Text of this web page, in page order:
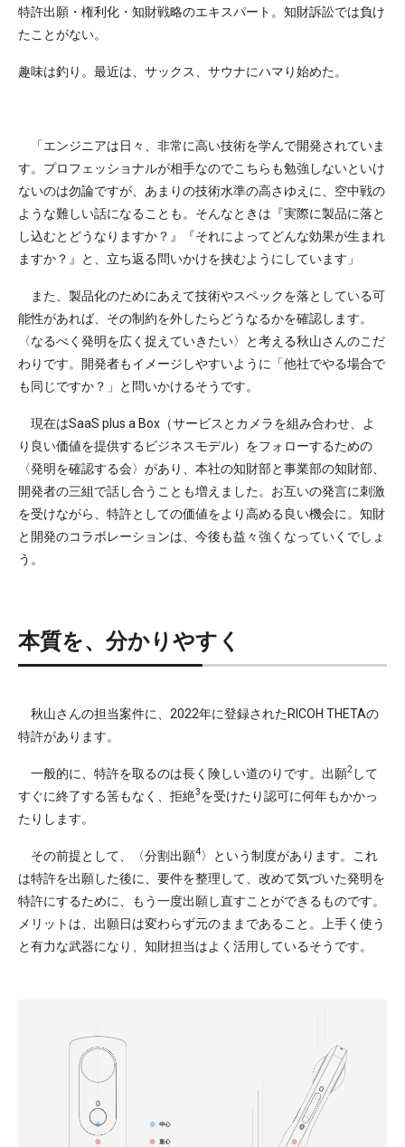
特許出願・権利化・知財戦略のエキスパート。知財訴訟では負け
たことがない。
趣味は釣り。最近は、サックス、サウナにハマり始めた。
「エンジニアは日々、非常に高い技術を学んで開発されていま
す。プロフェッショナルが相手なのでこちらも勉強しないといけ
ないのは勿論ですが、あまりの技術水準の高さゆえに、空中戦の
ような難しい話になることも。そんなときは『実際に製品に落と
し込むとどうなりますか？』『それによってどんな効果が生まれ
ますか？』と、立ち返る問いかけを挟むようにしています」
また、製品化のためにあえて技術やスペックを落としている可
能性があれば、その制約を外したらどうなるかを確認します。
〈なるべく発明を広く捉えていきたい〉と考える秋山さんのこだ
わりです。開発者もイメージしやすいように「他社でやる場合で
も同じですか？」と問いかけるそうです。
現在はSaaS plus a Box（サービスとカメラを組み合わせ、よ
り良い価値を提供するビジネスモデル）をフォローするための
〈発明を確認する会〉があり、本社の知財部と事業部の知財部、
開発者の三組で話し合うことも増えました。お互いの発言に刺激
を受けながら、特許としての価値をより高める良い機会に。知財
と開発のコラボレーションは、今後も益々強くなっていくでしょ
う。
本質を、分かりやすく
秋山さんの担当案件に、2022年に登録されたRICOH THETAの
特許があります。
一般的に、特許を取るのは長く険しい道のりです。出願2 して
すぐに終了する筈もなく、拒絶3を受けたり認可に何年もかかっ
たりします。
その前提として、〈分割出願4〉という制度があります。これ
は特許を出願した後に、要件を整理して、改めて気づいた発明を
特許にするために、もう一度出願し直すことができるものです。
メリットは、出願日は変わらず元のままであること。上手く使う
と有力な武器になり、知財担当はよく活用しているそうです。